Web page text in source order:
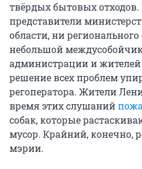
твёрдых бытовых
представители
области, ни
небольшой
администрации и жителей
решение всех проблем
регоператора. Жители
время этих слушаний
собак, которые
мусор. Крайний, конечно,
мэрии.